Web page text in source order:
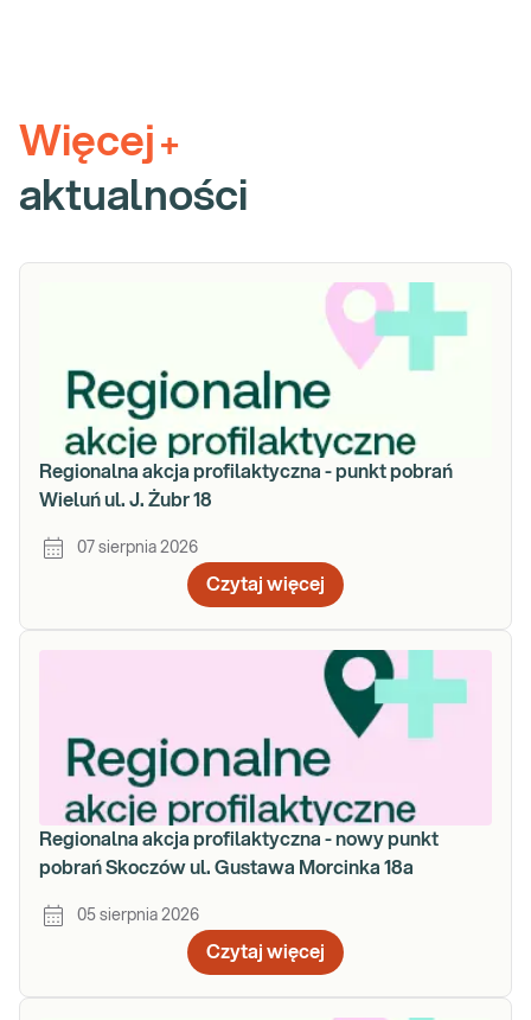
Więcej +
aktualności
Regionalna akcja profilaktyczna - punkt pobrań
Wieluń ul. J. Żubr 18
07 sierpnia 2026
Czytaj więcej
Regionalna akcja profilaktyczna - nowy punkt
pobrań Skoczów ul. Gustawa Morcinka 18a
05 sierpnia 2026
Czytaj więcej